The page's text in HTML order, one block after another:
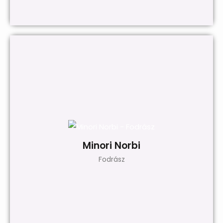
dolgozhattam évekig, ahol a szakma minden apró fortélyát
szakma szépségeiről, és természetesen a hátrányairól is.
Jelenleg az RTS Hajstúdióban dolgozom Budapesten, egy jól
Minori Norbi
Fodrász